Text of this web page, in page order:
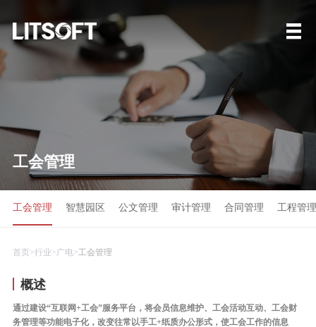
工会管理
工会管理 智慧园区 公文管理 审计管理 合同管理 工程管
首页>行业> 广电>工会管理
概述
通过建设“互联网+工会”服务平台，将会员信息维护、工会活动互动、工会财
务管理等功能电子化，改变往常以手工+纸质办公形式，使工会工作的信息